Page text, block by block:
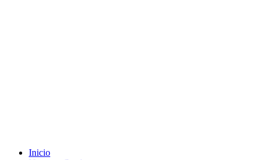
Inicio